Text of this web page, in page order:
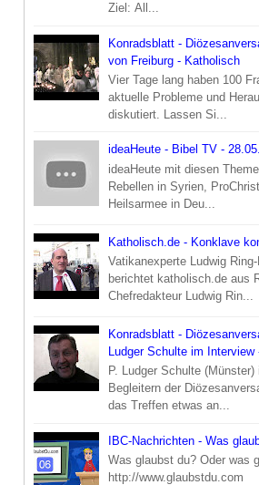
Ziel: All...
Konradsblatt -
von Freiburg - Katholisch
Vier Tage lang haben 100
aktuelle Probleme und
diskutiert. Lassen Si...
ideaHeute - Bibel TV -
ideaHeute mit diesen
Rebellen in Syrien,
Heilsarmee in Deu...
Katholisch.de - Konklave
Vatikanexperte Ludwig Ring-
berichtet katholisch.de aus
Chefredakteur Ludwig Rin...
Konradsblatt -
Ludger Schulte im
P. Ludger Schulte
Begleitern der
das Treffen etwas an...
IBC-Nachrichten - Was
Was glaubst du? Oder was glaubst du nicht?
http://www.glaubstdu.com